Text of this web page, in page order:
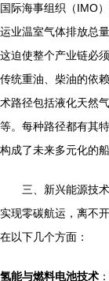
国际海事组织（IMO
运业温室气体排放总
这迫使整个产业链必
传统重油、柴油的依
术路径包括液化天然
等。每种路径都有其
构成了未来多元化的
三、新兴能源技
实现零碳航运，离不
在以下几个方面：
氢能与燃料电池技术